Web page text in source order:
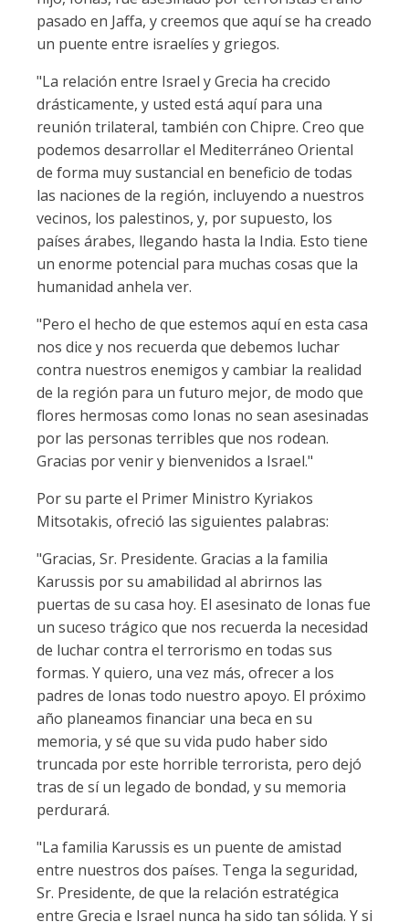
pasado en Jaffa, y creemos que aquí se ha creado
un puente entre israelíes y griegos.
"La relación entre Israel y Grecia ha crecido
drásticamente, y usted está aquí para una
reunión trilateral, también con Chipre. Creo que
podemos desarrollar el Mediterráneo Oriental
de forma muy sustancial en beneficio de todas
las naciones de la región, incluyendo a nuestros
vecinos, los palestinos, y, por supuesto, los
países árabes, llegando hasta la India. Esto tiene
un enorme potencial para muchas cosas que la
humanidad anhela ver.
"Pero el hecho de que estemos aquí en esta casa
nos dice y nos recuerda que debemos luchar
contra nuestros enemigos y cambiar la realidad
de la región para un futuro mejor, de modo que
flores hermosas como Ionas no sean asesinadas
por las personas terribles que nos rodean.
Gracias por venir y bienvenidos a Israel."
Por su parte el Primer Ministro Kyriakos
Mitsotakis, ofreció las siguientes palabras:
"Gracias, Sr. Presidente. Gracias a la familia
Karussis por su amabilidad al abrirnos las
puertas de su casa hoy. El asesinato de Ionas fue
un suceso trágico que nos recuerda la necesidad
de luchar contra el terrorismo en todas sus
formas. Y quiero, una vez más, ofrecer a los
padres de Ionas todo nuestro apoyo. El próximo
año planeamos financiar una beca en su
memoria, y sé que su vida pudo haber sido
truncada por este horrible terrorista, pero dejó
tras de sí un legado de bondad, y su memoria
perdurará.
"La familia Karussis es un puente de amistad
entre nuestros dos países. Tenga la seguridad,
Sr. Presidente, de que la relación estratégica
entre Grecia e Israel nunca ha sido tan sólida. Y si